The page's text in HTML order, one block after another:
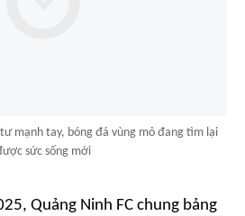
mạnh tay, bóng đá vùng mỏ đang tìm lại
sức sống mới
Quảng Ninh FC chung bảng